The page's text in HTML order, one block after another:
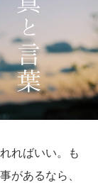
ればいい。も
があるなら、